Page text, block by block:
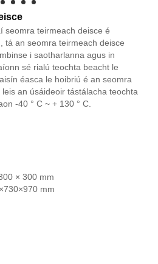
seomra teirmeach deisce é
tá an seomra teirmeach deisce
i saotharlanna agus in
sé rialú teochta beacht le
éasca le hoibriú é an seomra
an úsáideoir tástálacha teochta
-40 ° C ~ + 130 ° C.
× 300 mm
mm